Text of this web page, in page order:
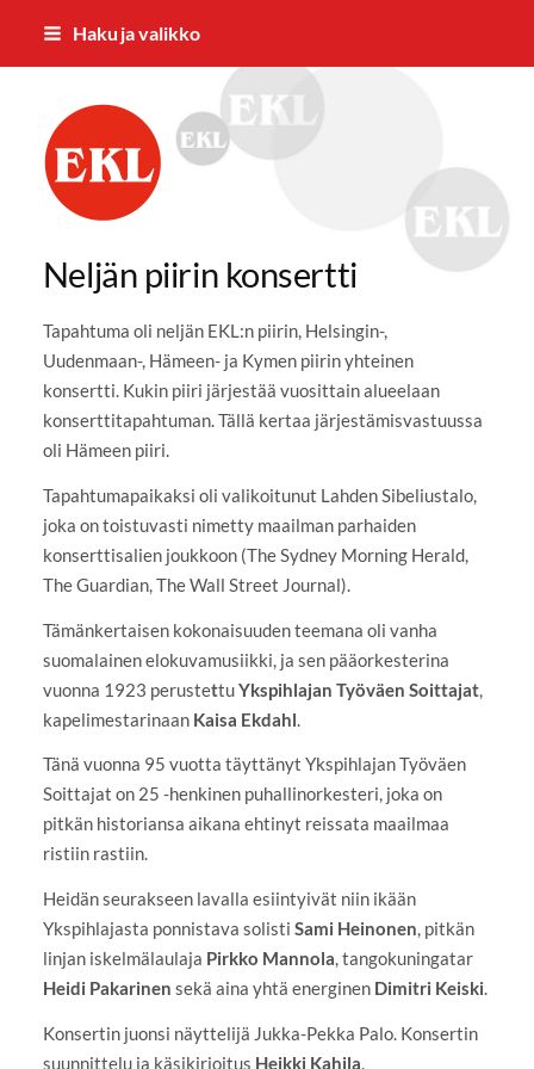
Siirry
Haku ja valikko
Riihimäen Eläkkeensaajat ry
Neljän piirin konsertti
Tapahtuma oli neljän EKL:n piirin, Helsingin-,
Uudenmaan-, Hämeen- ja Kymen piirin yhteinen
konsertti. Kukin piiri järjestää vuosittain alueelaan
konserttitapahtuman. Tällä kertaa järjestämisvastuussa
oli Hämeen piiri.
Tapahtumapaikaksi oli valikoitunut Lahden Sibeliustalo,
joka on toistuvasti nimetty maailman parhaiden
konserttisalien joukkoon (The Sydney Morning Herald,
The Guardian, The Wall Street Journal).
Tämänkertaisen kokonaisuuden teemana oli vanha
suomalainen elokuvamusiikki, ja sen pääorkesterina
vuonna 1923 perustettuYkspihlajan Työväen Soittajat,
kapelimestarinaan Kaisa Ekdahl
Tänä vuonna 95 vuotta täyttänyt Ykspihlajan Työväen
Soittajat on 25 -henkinen puhallinorkesteri, joka on
pitkän historiansa aikana ehtinyt reissata maailmaa
ristiin rastiin.
Heidän seurakseen lavalla esiintyivät niin ikään
Ykspihlajasta ponnistava solisti Sami Heinonen, pitkän
linjan iskelmälaulaja Pirkko Mannola, tangokuningatar
Heidi Pakarinen sekä aina yhtä energinen Dimitri Keiski.
Konsertin juonsi näyttelijä Jukka-Pekka Palo. Konsertin
suunnittelu ja käsikirjoitus Heikki Kahila.